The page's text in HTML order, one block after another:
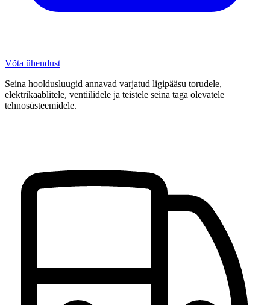
Võta ühendust
Seina hooldusluugid annavad varjatud ligipääsu torudele,
elektrikaablitele, ventiilidele ja teistele seina taga olevatele
tehnosüsteemidele.